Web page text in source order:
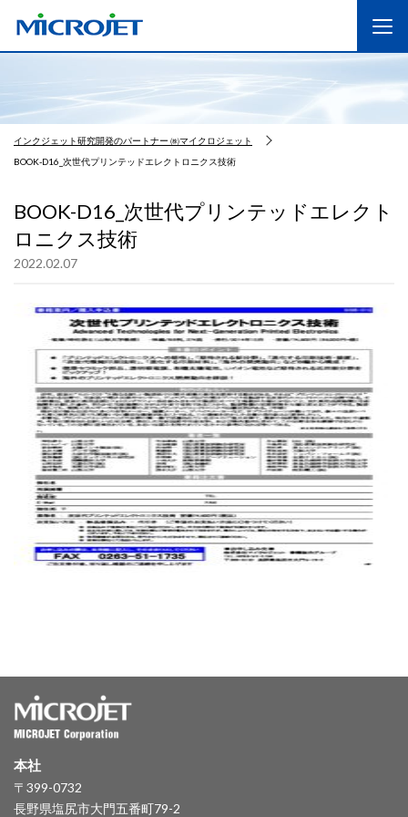
インクジェット研究開発のパートナー ㈱マイクロジェット
BOOK-D16_次世代プリンテッドエレクトロニクス技術
BOOK-D16_次世代プリンテッドエレクト
ロニクス技術
2022.02.07
本社
〒399-0732
長野県塩尻市大門五番町79-2